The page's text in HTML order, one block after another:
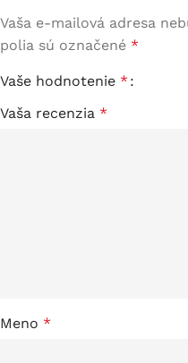
Vaša e-mailová adresa
polia sú označené *
Vaše hodnotenie *
Vaša recenzia *
Meno *